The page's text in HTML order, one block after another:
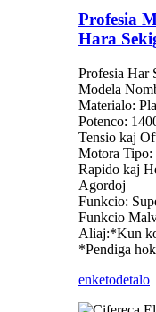
Profesia
Hara
Profesia Har
Modela
Materialo:
Potenco:
Tensio kaj
Motora
Rapido kaj
Agordoj
Funkcio:
Funkcio
Aliaj:*Kun
*Pendiga
enketodetalo